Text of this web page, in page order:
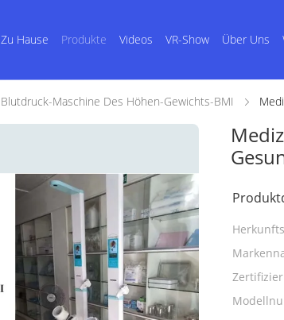
Zu Hause Produkte Videos VR-Show Über Uns
Blutdruck-Maschine Des Höhen-Gewichts-BMI